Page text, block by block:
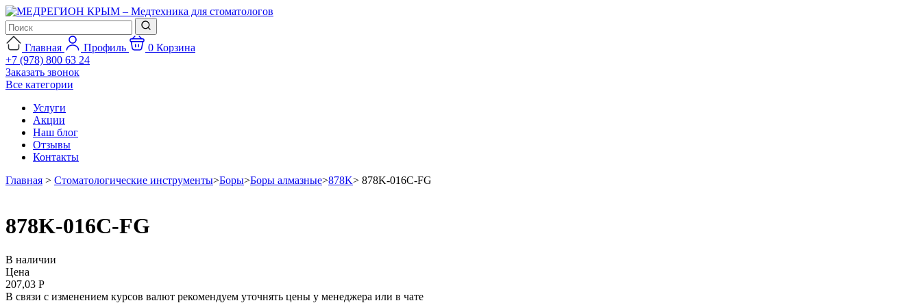
Главная Профиль 0 Корзина
+7 (978) 800 63 24
Заказать звонок
Все категории
Услуги
Акции
Наш блог
Отзывы
Контакты
Главная > Стоматологические инструменты>Боры>Боры алмазные>878K> 878K-016C-FG
878K-016C-FG
В наличии
Цена
207,03 Р
В связи с изменением курсов валют рекомендуем уточнять цены у менеджера или в чате